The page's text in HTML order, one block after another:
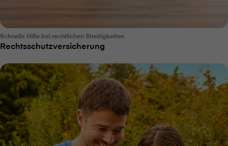
Schnelle Hilfe bei rechtlichen Streitigkeiten
Rechtsschutzversicherung